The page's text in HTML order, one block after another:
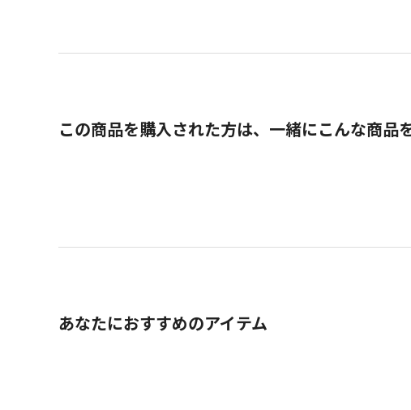
この商品を購入された方は、一緒にこんな商品
あなたにおすすめのアイテム